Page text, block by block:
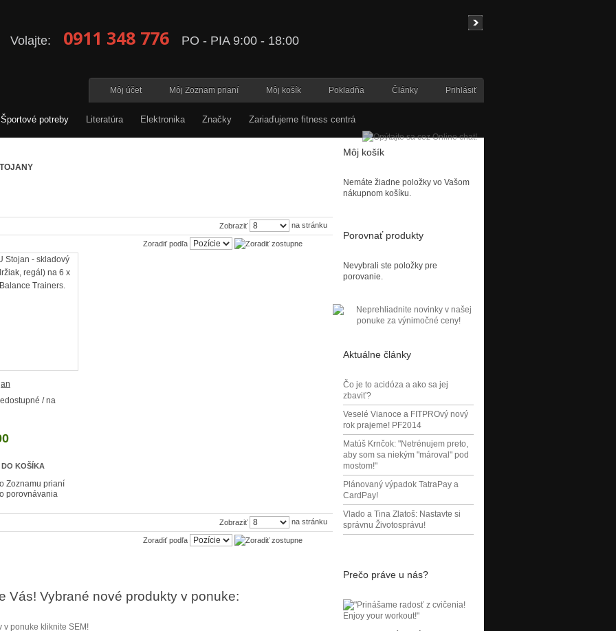
Volajte: 0911 348 776 PO - PIA 9:00 - 18:00
Môj účet Môj Zoznam prianí Môj košík Pokladňa Články Prihlásiť
Športové potreby Literatúra Elektronika Značky Zariaďujeme fitness centrá
Zobraziť na stránku
Zoradiť podľa
/ na
DO KOŠÍKA
Zoznamu prianí
porovnávania
Zobraziť na stránku
Zoradiť podľa
Vás! Vybrané nové produkty v ponuke:
ponuke kliknite SEM!
Môj košík
Nemáte žiadne položky vo Vašom
nákupnom košíku.
Porovnať produkty
Nevybrali ste položky pre
porovanie.
Aktuálne články
Čo je to acidóza a ako sa jej
zbaviť?
Veselé Vianoce a FITPROvý nový
rok prajeme! PF2014
Matúš Krnčok: "Netrénujem preto,
aby som sa niekým "mároval" pod
mostom!"
Plánovaný výpadok TatraPay a
CardPay!
Vlado a Tina Zlatoš: Nastavte si
správnu Životosprávu!
Prečo práve u nás?